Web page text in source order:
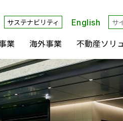
サステナビリティ English
業 海外事業 不動産ソリ